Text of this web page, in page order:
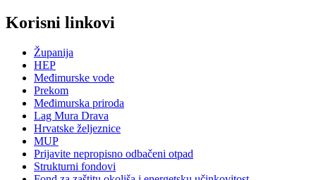
Korisni linkovi
Županija
HEP
Međimurske vode
Prekom
Međimurska priroda
Lag Mura Drava
Hrvatske željeznice
MUP
Prijavite nepropisno odbačeni otpad
Strukturni fondovi